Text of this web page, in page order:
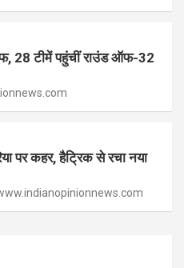
28 टीमें पहुंचीं राउंड ऑफ-32
पर कहर, हैट्रिक से रचा नया